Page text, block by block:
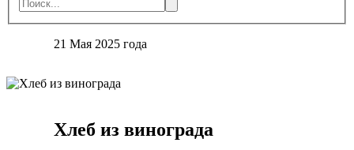
21 Мая 2025 года
Хлеб из винограда